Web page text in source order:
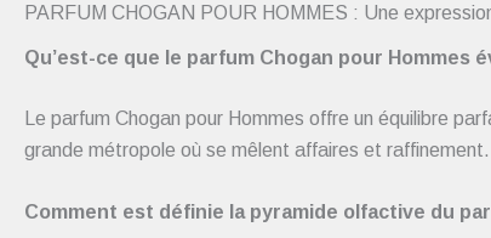
PARFUM CHOGAN POUR HOMMES : Une
Qu’est-ce que le parfum Chogan pour Hommes
Le parfum Chogan pour Hommes offre un équilibre
grande métropole où se mêlent affaires et raffinement.
Comment est définie la pyramide olfactive du